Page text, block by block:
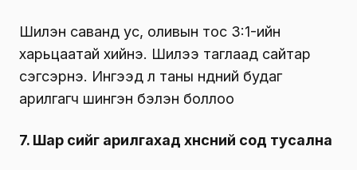
Шилэн саванд ус, оливын тос 3:1-ийн
харьцаатай хийнэ. Шилээ таглаад сайтар
сэгсэрнэ. Ингээд л таны нүдний будаг
арилгагч шингэн бэлэн боллоо
7. Шар үсийг арилгахад хүнсний сод тусална